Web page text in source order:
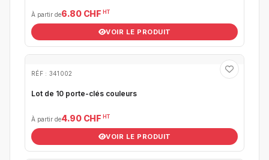
À partir de6.80 CHF HT
VOIR LE PRODUIT
RÉF : 341002
Lot de 10 porte-clés couleurs
À partir de4.90 CHF HT
VOIR LE PRODUIT